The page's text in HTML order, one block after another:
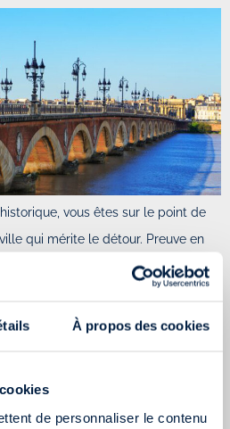
À propos des cookies
de personnaliser le contenu
vous êtes sur le point de
qui mérite le détour. Preuve en
"meilleure destination au monde"
notamment cette liste de sites
année, des milliers de Français à
à Bordeaux